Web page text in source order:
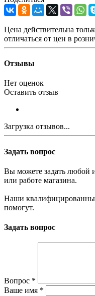
Цена действительна
отличаться от цен в
Отзывы
Нет оценок
Оставить отзыв
Загрузка отзывов...
Задать вопрос
Вы можете задать любой
или работе магазина.
Наши
помогут.
Задать вопрос
Вопрос *
Ваше имя *